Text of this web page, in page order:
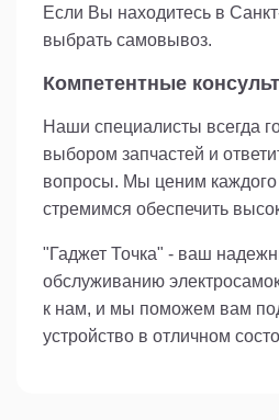
Если Вы находитесь в
выбрать самовывоз.
Компетентные
Наши специалисты всегда
выбором запчастей и
вопросы. Мы ценим каждого
стремимся обеспечить
"Гаджет Точка" - ваш
обслуживанию
к нам, и мы поможем вам
устройство в отличном